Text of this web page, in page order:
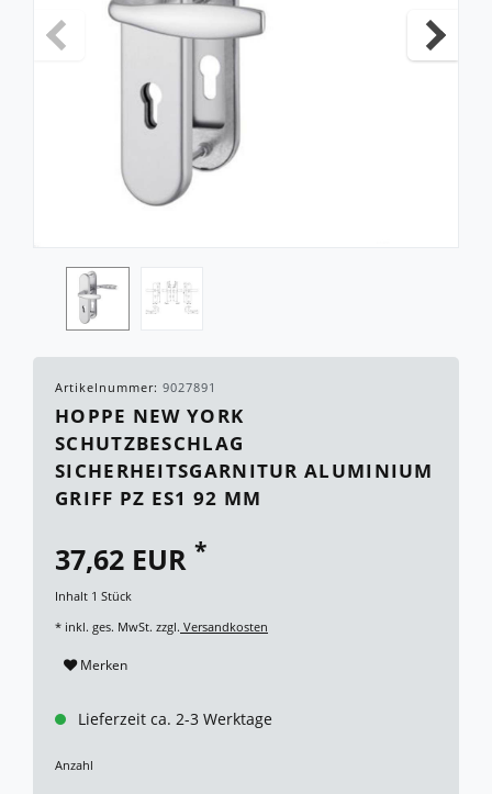
Artikelnummer: 9027891
HOPPE NEW YORK
SCHUTZBESCHLAG
SICHERHEITSGARNITUR ALUMINIUM
GRIFF PZ ES1 92 MM
37,62 EUR *
Inhalt 1 Stück
* inkl. ges. MwSt. zzgl. Versandkosten
Merken
Lieferzeit ca. 2-3 Werktage
Anzahl